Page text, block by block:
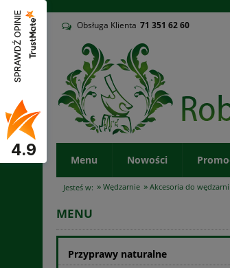
Obsługa Klienta 71 351 62 60
Menu Nowości
Jesteś w: » Wędzarnie » Akcesoria do wędzarni
MENU
Przyprawy naturalne
SPRAWDŹ OPINIE
4.9